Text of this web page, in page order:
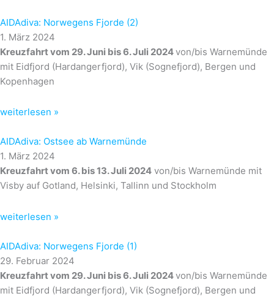
AIDAdiva: Norwegens Fjorde (2)
1. März 2024
Kreuzfahrt vom 29. Juni bis 6. Juli 2024von/bis Warnemünde
mit Eidfjord (Hardangerfjord), Vik (Sognefjord), Bergen und
Kopenhagen
weiterlesen »
AIDAdiva: Ostsee ab Warnemünde
1. März 2024
Kreuzfahrt vom 6. bis 13. Juli 2024 von/bis Warnemünde mit
Visby auf Gotland, Helsinki, Tallinn und Stockholm
weiterlesen »
AIDAdiva: Norwegens Fjorde (1)
29. Februar 2024
Kreuzfahrt vom 29. Juni bis 6. Juli 2024von/bis Warnemünde
mit Eidfjord (Hardangerfjord), Vik (Sognefjord), Bergen und